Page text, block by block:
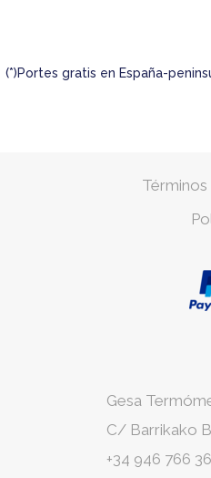
(*)Portes gratis en España-
Gesa
C/ Barrikako
+34 946 766